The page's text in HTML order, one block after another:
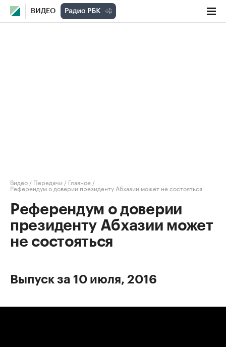
ВИДЕО
Видео / Передачи / Главное /
Референдум о доверии президенту Абхазии может не состояться
Референдум о доверии
президенту Абхазии может
не состояться
Выпуск за 10 июля, 2016